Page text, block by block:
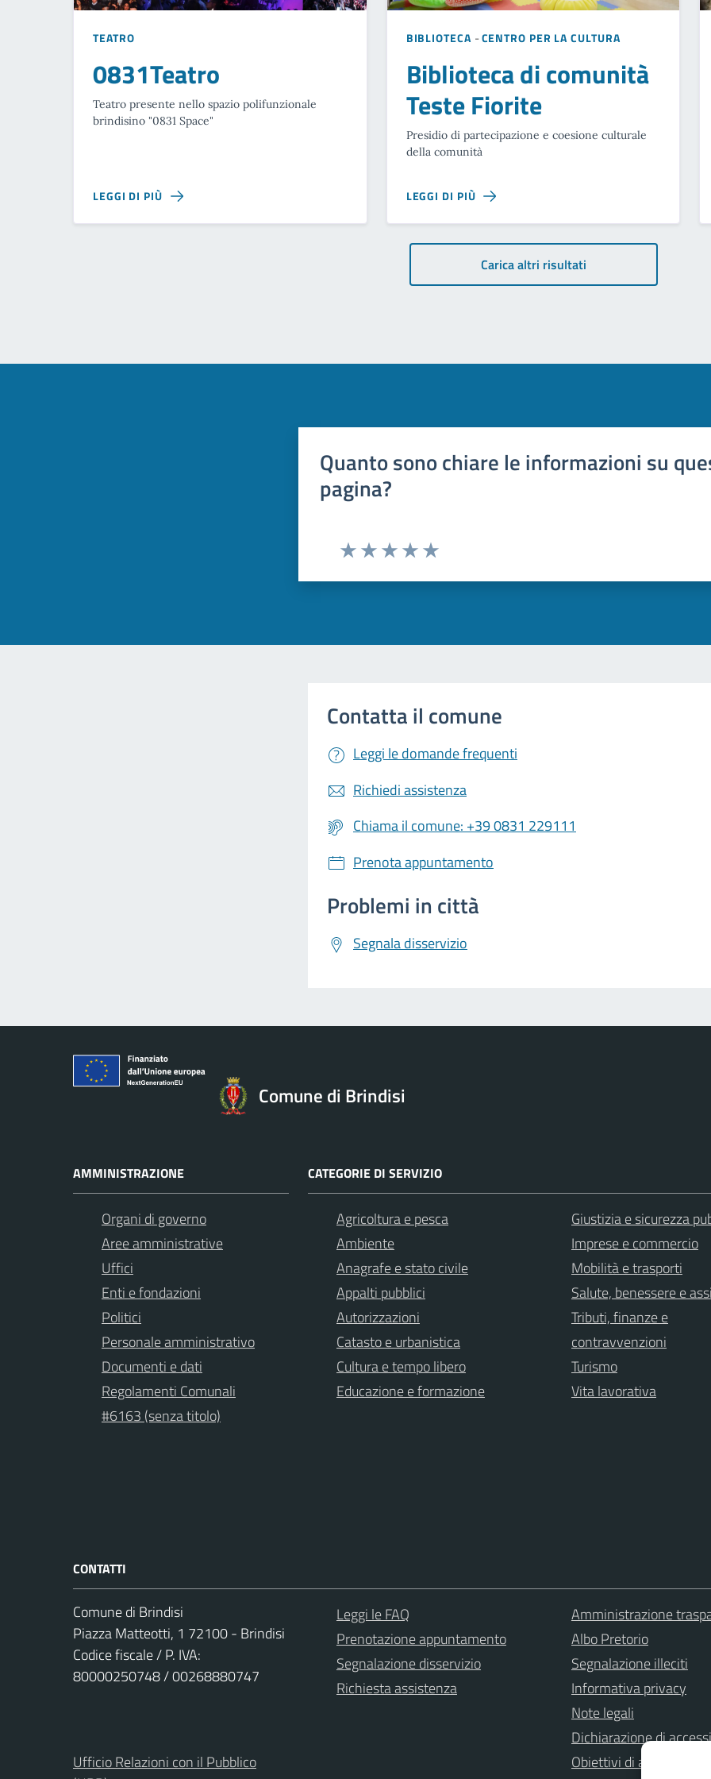
TEATRO
0831Teatro
Teatro presente nello spazio polifunzionale
brindisino "0831 Space"
LEGGI DI PIÙ
BIBLIOTECA -CENTRO PER LA CULTURA
Biblioteca di comunità
Teste Fiorite
Presidio di partecipazione e coesione culturale
della comunità
LEGGI DI PIÙ
Carica altri risultati
Quanto sono chiare le informazioni su
pagina?
Contatta il comune
Leggi le domande frequenti
Richiedi assistenza
Chiama il comune: +39 0831 229111
Prenota appuntamento
Problemi in città
Segnala disservizio
Comune di Brindisi
AMMINISTRAZIONE
Organi di governo
Aree amministrative
Uffici
Enti e fondazioni
Politici
Personale amministrativo
Documenti e dati
Regolamenti Comunali
#6163 (senza titolo)
CATEGORIE DI SERVIZIO
Agricoltura e pesca
Ambiente
Anagrafe e stato civile
Appalti pubblici
Autorizzazioni
Catasto e urbanistica
Cultura e tempo libero
Educazione e formazione
Giustizia e sicurezza
Imprese e commercio
Mobilità e trasporti
Salute, benessere e
Tributi, finanze e
contravvenzioni
Turismo
Vita lavorativa
CONTATTI
Comune di Brindisi
Piazza Matteotti, 1 72100 - Brindisi
Codice fiscale / P. IVA:
80000250748 / 00268880747
Ufficio Relazioni con il Pubblico
Leggi le FAQ
Prenotazione appuntamento
Segnalazione disservizio
Richiesta assistenza
Amministrazione
Albo Pretorio
Segnalazione illeciti
Informativa privacy
Note legali
Dichiarazione di
Obiettivi di accessibilità